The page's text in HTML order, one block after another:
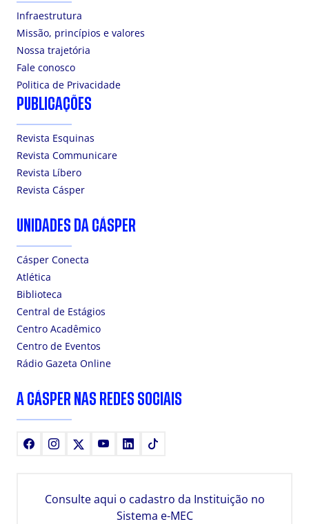
Infraestrutura
Missão, princípios e valores
Nossa trajetória
Fale conosco
Politica de Privacidade
PUBLICAÇÕES
Revista Esquinas
Revista Communicare
Revista Líbero
Revista Cásper
UNIDADES DA CÁSPER
Cásper Conecta
Atlética
Biblioteca
Central de Estágios
Centro Acadêmico
Centro de Eventos
Rádio Gazeta Online
A CÁSPER NAS REDES SOCIAIS
FacebookInstagram YoutubeLinkedIn
Consulte aqui o cadastro da Instituição no
Sistema e-MEC